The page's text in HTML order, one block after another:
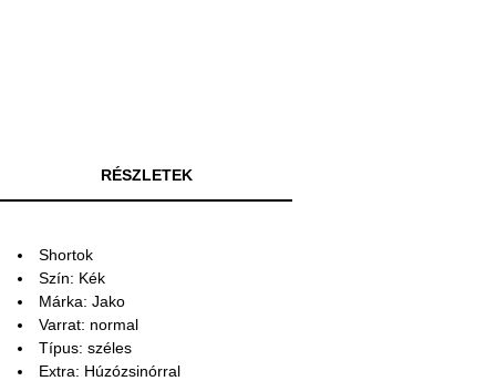
RÉSZLETEK
Shortok
Szín: Kék
Márka: Jako
Varrat: normal
Típus: széles
Extra: Húzózsinórral